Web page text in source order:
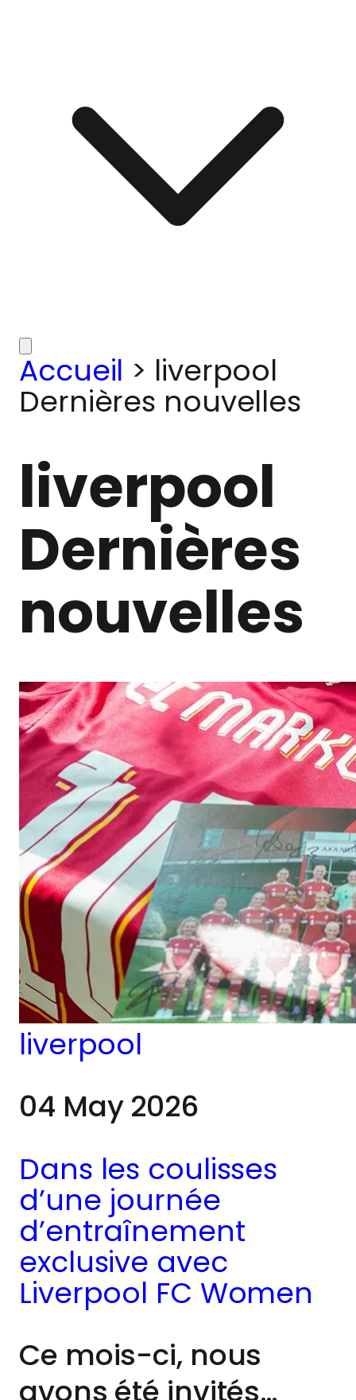
Accueil > liverpool
Dernières nouvelles
liverpool
Dernières
nouvelles
liverpool
04 May 2026
Dans les coulisses
d’une journée
d’entraînement
exclusive avec
Liverpool FC Women
Ce mois-ci, nous